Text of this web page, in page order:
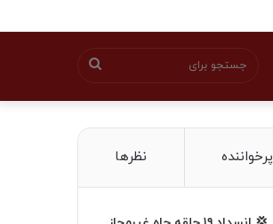
برای
تغییر
پرخواننده نظرها